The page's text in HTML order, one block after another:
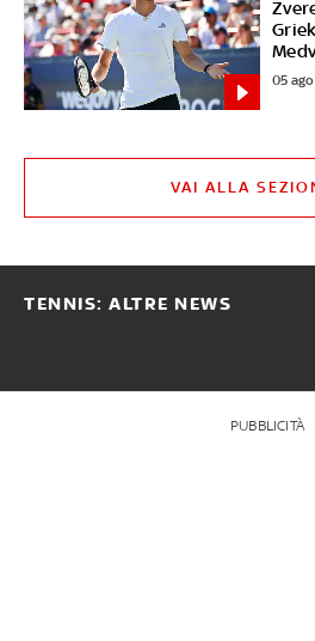
05
VAI ALLA
TENNIS: ALTRE NEWS
PUBBLICITÀ